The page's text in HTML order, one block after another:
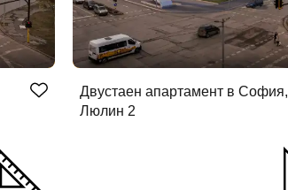
Двустаен апартамент в София,
Люлин 2